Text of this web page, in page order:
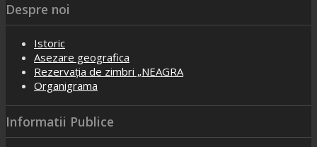
Despre noi
Istoric
Asezare geografica
Rezervația de zimbri „NEAGRA
Organigrama
Informatii Publice